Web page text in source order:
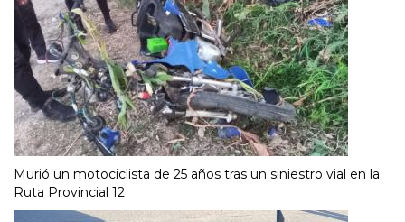
Murió un motociclista de 25 años tras un siniestro vial en la
Ruta Provincial 12